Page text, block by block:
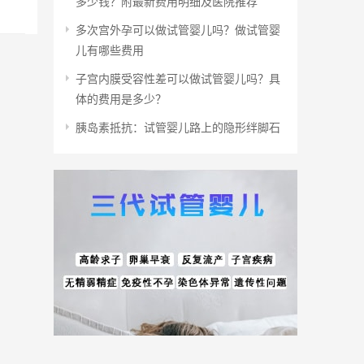
多次宫外孕可以做试管婴儿吗？做试管婴
儿有哪些费用
子宫内膜受容性差可以做试管婴儿吗？具
体的费用是多少？
胰岛素抵抗：试管婴儿路上的隐形绊脚石